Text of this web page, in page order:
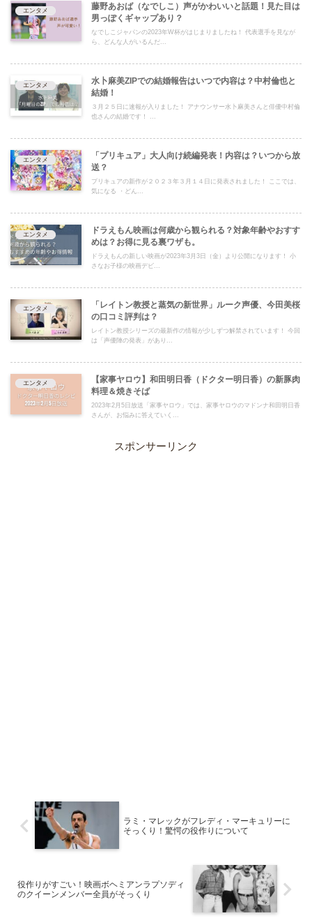
エンタメ
藤野あおば（なでしこ）声がかわいいと話題！見た目は
男っぽくギャップあり？
なでしこジャパンの2023年W杯がはじまりましたね！ 代表選手を見なが
ら、どんな人がいるんだ...
エンタメ
水卜麻美ZIPでの結婚報告はいつで内容は？中村倫也と
結婚！
３月２５日に速報が入りました！ アナウンサー水卜麻美さんと俳優中村倫
也さんの結婚です！ ...
エンタメ
「プリキュア」大人向け続編発表！内容は？いつから放
送？
プリキュアの新作が２０２３年３月１４日に発表されました！ ここでは、
気になる ・どん...
エンタメ
ドラえもん映画は何歳から観られる？対象年齢やおすす
めは？お得に見る裏ワザも。
ドラえもんの新しい映画が2023年3月3日（金）より公開になります！ 小
さなお子様の映画デビ...
エンタメ
「レイトン教授と蒸気の新世界」ルーク声優、今田美桜
の口コミ評判は？
レイトン教授シリーズの最新作の情報が少しずつ解禁されています！ 今回
は「声優陣の発表」があり...
エンタメ
【家事ヤロウ】和田明日香（ドクター明日香）の新豚肉
料理＆焼きそば
2023年2月5日放送「家事ヤロウ」では、家事ヤロウのマドンナ和田明日香
さんが、お悩みに答えていく...
スポンサーリンク
ラミ・マレックがフレディ・マーキュリーに
そっくり！驚愕の役作りについて
役作りがすごい！映画ボヘミアンラプソディ
のクイーンメンバー全員がそっくり